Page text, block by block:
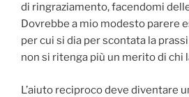
di ringraziamento, facendomi
Dovrebbe a mio modesto parere
per cui si dia per scontata la
non si ritenga più un merito di chi
L’aiuto reciproco deve diventare